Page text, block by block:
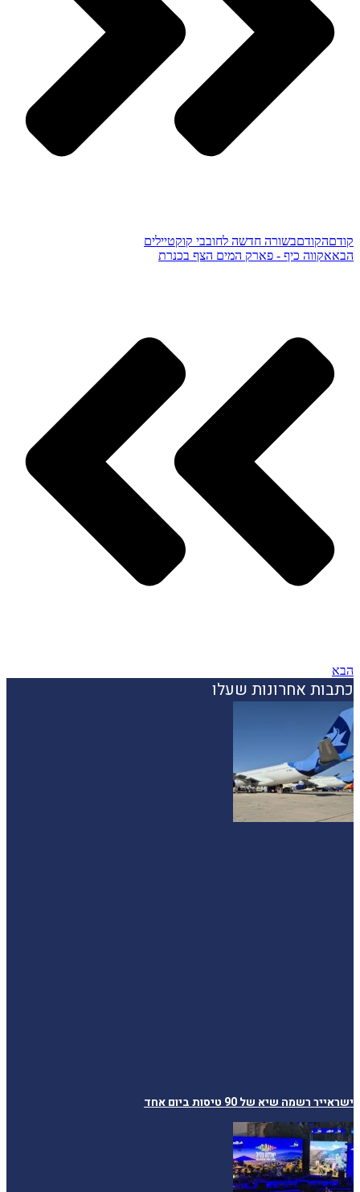
קודםהקודםבשורה חדשה לחובבי קוקטיילים
הבאאקווה כיף - פארק המים הצף בכנרת
הבא
כתבות אחרונות שעלו
ישראייר רשמה שיא של 90 טיסות ביום אחד